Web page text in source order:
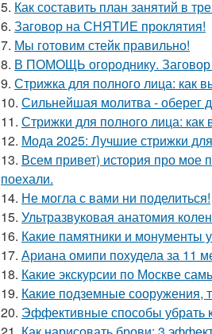
5. Как составить план занятий в
6. Заговор на СНЯТИЕ проклятия!
7. Мы готовим стейк правильно!
8. В ПОМОЩЬ огороднику.
9. Стрижка для полного лица: как
10. Сильнейшая молитва - оберег
11. Стрижки для полного лица:
12. Мода 2025: Лучшие стрижки
13. Всем привет) история про мое
поехали.
14. Не могла с вами ни поделиться!
15. Ультразвуковая анатомия
16. Какие памятники и монументы
17. Ариана омипи похудела за 11
18. Какие экскурсии по Москве
19. Какие подземные сооружения,
20. Эффективные способы убрать